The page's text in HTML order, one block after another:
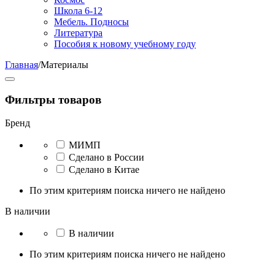
Школа 6-12
Мебель. Подносы
Литература
Пособия к новому учебному году
Главная/Материалы
Фильтры товаров
Бренд
МИМП
Сделано в России
Сделано в Китае
По этим критериям поиска ничего не найдено
В наличии
В наличии
По этим критериям поиска ничего не найдено